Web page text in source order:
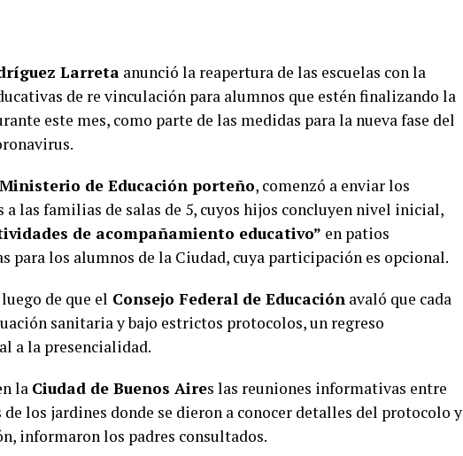
Larreta anunció la reapertura de las escuelas con la
de re vinculación para alumnos que estén finalizando la
este mes, como parte de las medidas para la nueva fase del
Ministerio de Educación porteño, comenzó a enviar los
las familias de salas de 5, cuyos hijos concluyen nivel inicial,
de acompañamiento educativo” en patios
para los alumnos de la Ciudad, cuya participación es opcional.
de que el Consejo Federal de Educación avaló que cada
sanitaria y bajo estrictos protocolos, un regreso
a la presencialidad.
la Ciudad de Buenos Aires las reuniones informativas entre
los jardines donde se dieron a conocer detalles del protocolo y
informaron los padres consultados.